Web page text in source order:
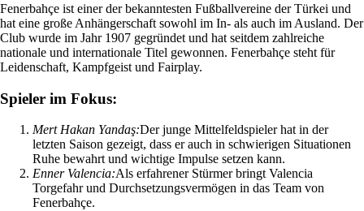
Fenerbahçe ist einer der bekanntesten Fußballvereine der Türkei und
hat eine große Anhängerschaft sowohl im In- als auch im Ausland. Der
Club wurde im Jahr 1907 gegründet und hat seitdem zahlreiche
nationale und internationale Titel gewonnen. Fenerbahçe steht für
Leidenschaft, Kampfgeist und Fairplay.
Spieler im Fokus:
Mert Hakan Yandaş:Der junge Mittelfeldspieler hat in der
letzten Saison gezeigt, dass er auch in schwierigen Situationen
Ruhe bewahrt und wichtige Impulse setzen kann.
Enner Valencia:Als erfahrener Stürmer bringt Valencia
Torgefahr und Durchsetzungsvermögen in das Team von
Fenerbahçe.